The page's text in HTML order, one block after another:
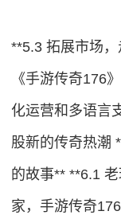
**5.3 拓展市场，
《手游传奇176
化运营和多语言
股新的传奇热潮
的故事** **6.1
家，手游传奇